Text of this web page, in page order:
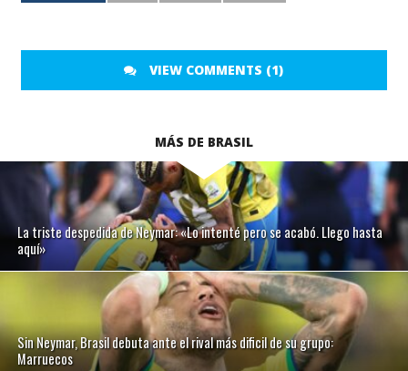
VIEW COMMENTS (1)
MÁS DE BRASIL
La triste despedida de Neymar: «Lo intenté pero se acabó. Llego hasta
aquí»
Sin Neymar, Brasil debuta ante el rival más dificil de su grupo:
Marruecos